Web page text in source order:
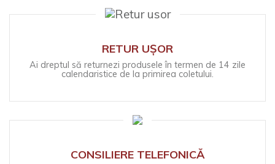
RETUR UȘOR
Ai dreptul să returnezi produsele în termen de 14 zile
calendaristice de la primirea coletului.
CONSILIERE TELEFONICĂ